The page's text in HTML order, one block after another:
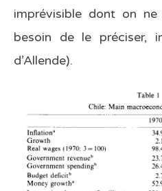
imprévisible dont on
besoin de le préciser,
d’Allende).